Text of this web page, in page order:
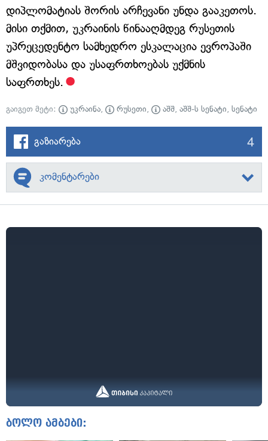
დიპლომატიას შორის არჩევანი უნდა გააკეთოს.
მისი თქმით, უკრაინის წინააღმდეგ რუსეთის
უპრეცედენტო სამხედრო ესკალაცია ევროპაში
მშვიდობასა და უსაფრთხოებას უქმნის
საფრთხეს.
გაიგეთ მეტი: უკრაინა, რუსეთი, აშშ, აშშ-ს სენატი, სენატი
გაზიარება 4
კომენტარები
ბოლო ამბები: